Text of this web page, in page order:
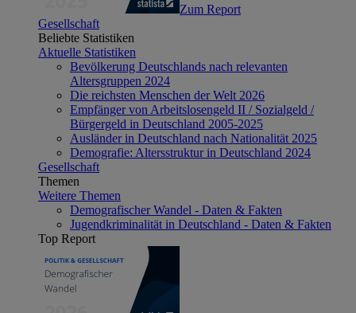
Zum Report
Gesellschaft
Beliebte Statistiken
Aktuelle Statistiken
Bevölkerung Deutschlands nach relevanten
Altersgruppen 2024
Die reichsten Menschen der Welt 2026
Empfänger von Arbeitslosengeld II / Sozialgeld /
Bürgergeld in Deutschland 2005-2025
Ausländer in Deutschland nach Nationalität 2025
Demografie: Altersstruktur in Deutschland 2024
Gesellschaft
Themen
Weitere Themen
Demografischer Wandel - Daten & Fakten
Jugendkriminalität in Deutschland - Daten & Fakten
Top Report